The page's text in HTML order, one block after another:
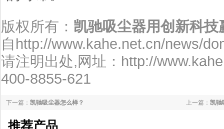
版权所有： 凯驰吸尘器用创新科技
自http://www.kahe.net.cn/news/
请注明出处,网址：http://
400-8855-621
上一篇： 凯驰
下一篇： 凯驰吸尘器怎么样？
推荐产品